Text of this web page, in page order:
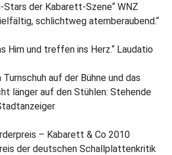
Stars der Kabarett-Szene“ WNZ
schlichtweg atemberaubend.“
Hirn und treffen ins Herz.“ Laudatio
Turnschuh auf der Bühne und das
länger auf den Stühlen: Stehende
– Kabarett & Co 2010
der deutschen Schallplattenkritik